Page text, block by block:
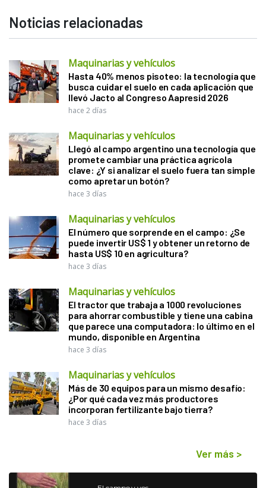
Noticias relacionadas
Maquinarias y vehículos
Hasta 40% menos pisoteo: la tecnología que
busca cuidar el suelo en cada aplicación que
llevó Jacto al Congreso Aapresid 2026
hace 2 días
Maquinarias y vehículos
Llegó al campo argentino una tecnología que
promete cambiar una práctica agrícola
clave: ¿Y si analizar el suelo fuera tan simple
como apretar un botón?
hace 3 días
Maquinarias y vehículos
El número que sorprende en el campo: ¿Se
puede invertir US$ 1 y obtener un retorno de
hasta US$ 10 en agricultura?
hace 3 días
Maquinarias y vehículos
El tractor que trabaja a 1000 revoluciones
para ahorrar combustible y tiene una cabina
que parece una computadora: lo último en el
mundo, disponible en Argentina
hace 3 días
Maquinarias y vehículos
Más de 30 equipos para un mismo desafío:
¿Por qué cada vez más productores
incorporan fertilizante bajo tierra?
hace 3 días
Ver más >